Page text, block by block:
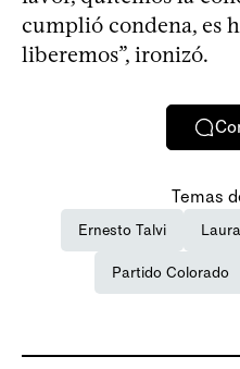
cumplió condena, es
liberemos”, ironizó.
Temas
Ernesto Talvi
Partido Colorado